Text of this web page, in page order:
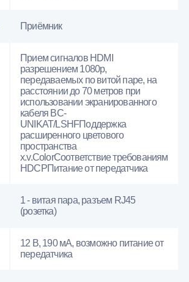
Приёмник
Прием сигналов HDMI
разрешением 1080p,
передаваемых по витой паре, на
расстоянии до 70 метров при
использовании экранированного
кабеля BC-
UNIKAT/LSHFПоддержка
расширенного цветового
пространства
x.v.ColorСоответствие требованиям
HDCPПитание от передатчика
1 - витая пара, разъем RJ45
(розетка)
12 В, 190 мА, возможно питание от
передатчика